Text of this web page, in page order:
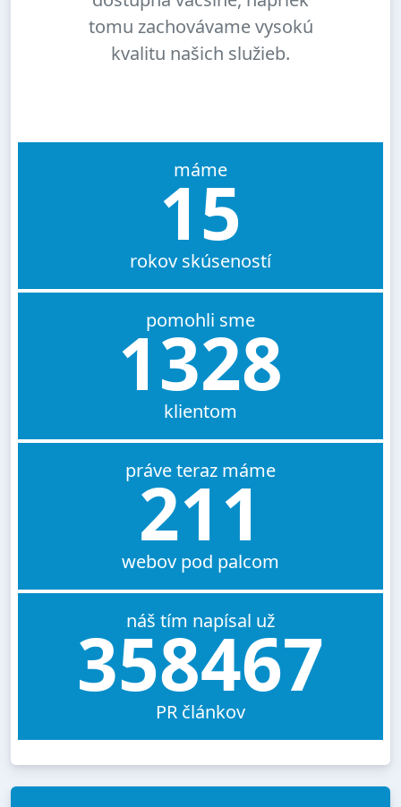
tomu zachovávame vysokú
kvalitu našich služieb.
máme
15
rokov skúseností
pomohli sme
1328
klientom
práve teraz máme
211
webov pod palcom
náš tím napísal už
358467
PR článkov